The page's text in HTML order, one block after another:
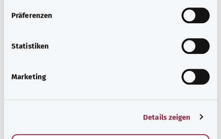
Präferenzen
Statistiken
Marketing
Details zeigen
блокируется, так что часть сердечной мышцы перестает
получать достаточное количество кислорода. Без
Узнать больше